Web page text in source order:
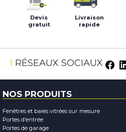
Devis
gratuit
Livraison
rapide
RÉSEAUX SOCIAUX
NOS PRODUITS
Fenêtres et baies vitrées sur mesure
Portes d’entrée
Portes de garage